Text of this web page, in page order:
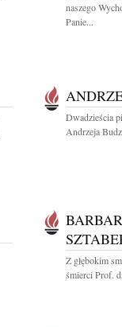
naszego
Panie...
Dwadzieścia
Andrzeja
Z głębokim
śmierci Prof.